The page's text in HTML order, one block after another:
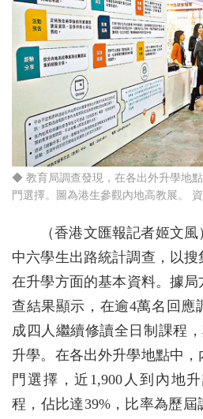
◆ 教育局調查發現，在各出外升學地
門選擇。圖為港生參觀內地高教展。
（香港文匯報記者姬文
中六學生出路統計調查，以
在升學方面的基本資料。據局
查結果顯示，在逾4萬名回應
成四人繼續修讀全日制課程
升學。在各出外升學地點中
門選擇，近1,900人到內地
程，佔比達39%，比率為歷